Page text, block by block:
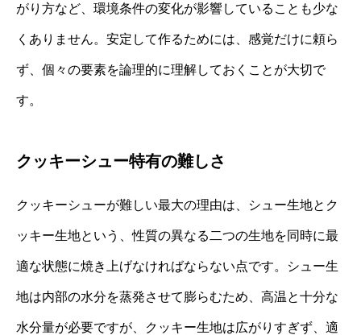
がり方など、環境条件の変化が影響していることも少な
くありません。安定して作るためには、感覚だけに頼ら
ず、個々の要素を論理的に理解しておくことが大切で
す。
クッキーシュー特有の難しさ
クッキーシューが難しい最大の理由は、シュー生地とク
ッキー生地という、性質の異なる二つの生地を同時に最
適な状態に焼き上げなければならない点です。シュー生
地は内部の水分を蒸発させて膨らむため、高温と十分な
水分量が必要ですが、クッキー生地は広がりすぎず、適